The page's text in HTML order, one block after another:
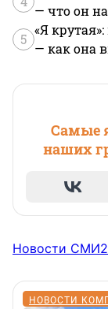
— что он
5
«Я
— как она
Самые
наших
Новости СМИ2
НОВОСТИ